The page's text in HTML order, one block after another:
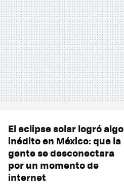
El eclipse solar logró algo
inédito en México: que la
gente se desconectara
por un momento de
internet